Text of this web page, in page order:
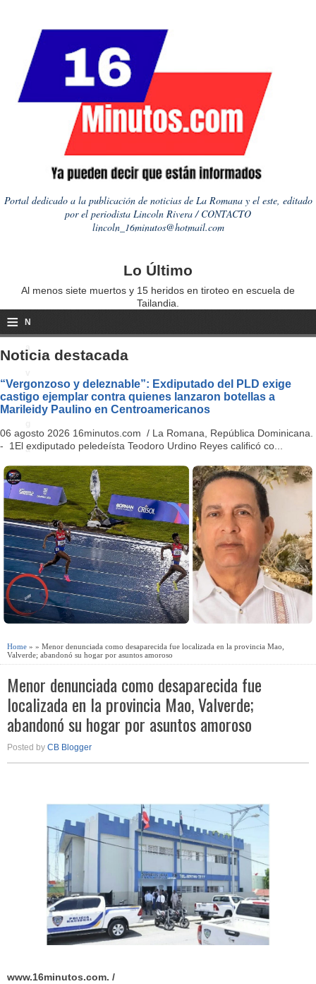
Portal dedicado a la publicación de noticias de La Romana y el este, editado
por el periodista Lincoln Rivera / CONTACTO
lincoln_16minutos@hotmail.com
Lo Último
Al menos siete muertos y 15 heridos en tiroteo en escuela de
Tailandia.
≡ N
a
i
a
ti
o
n
Noticia destacada
“Vergonzoso y deleznable”: Exdiputado del PLD exige
castigo ejemplar contra quienes lanzaron botellas a
Marileidy Paulino en Centroamericanos
06 agosto 2026 16minutos.com / La Romana, República Dominicana.
- 1El exdiputado peledeísta Teodoro Urdino Reyes calificó co...
Home » » Menor denunciada como desaparecida fue localizada en la provincia Mao,
Valverde; abandonó su hogar por asuntos amoroso
Menor denunciada como desaparecida fue
localizada en la provincia Mao, Valverde;
abandonó su hogar por asuntos amoroso
Posted by CB Blogger
www.16minutos.com. /